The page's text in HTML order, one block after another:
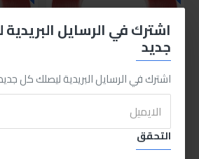
اشترك في الرسايل
جديد
اشترك في الرسايل البريدية ليصلك كل
التحقق
دابل فيس شفاف 2سم 5متر
35.00LE
اضافة للسلة
دابل فيس
اضافة